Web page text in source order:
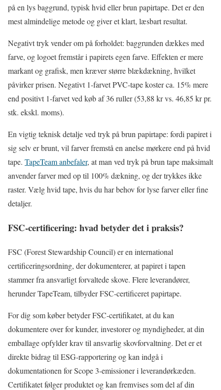
på en lys baggrund, typisk hvid eller brun papirtape. Det er den
mest almindelige metode og giver et klart, læsbart resultat.
Negativt tryk vender om på forholdet: baggrunden dækkes med
farve, og logoet fremstår i papirets egen farve. Effekten er mere
markant og grafisk, men kræver større blækdækning, hvilket
påvirker prisen. Negativt 1-farvet PVC-tape koster ca. 15% mere
end positivt 1-farvet ved køb af 36 ruller (53,88 kr vs. 46,85 kr pr.
stk. ekskl. moms).
En vigtig teknisk detalje ved tryk på brun papirtape: fordi papiret i
sig selv er brunt, vil farver fremstå en anelse mørkere end på hvid
tape. TapeTeam anbefaler, at man ved tryk på brun tape maksimalt
anvender farver med op til 100% dækning, og der trykkes ikke
raster. Vælg hvid tape, hvis du har behov for lyse farver eller fine
detaljer.
FSC-certificering: hvad betyder det i praksis?
FSC (Forest Stewardship Council) er en international
certificeringsordning, der dokumenterer, at papiret i tapen
stammer fra ansvarligt forvaltede skove. Flere leverandører,
herunder TapeTeam, tilbyder FSC-certificeret papirtape.
For dig som køber betyder FSC-certifikatet, at du kan
dokumentere over for kunder, investorer og myndigheder, at din
emballage opfylder krav til ansvarlig skovforvaltning. Det er et
direkte bidrag til ESG-rapportering og kan indgå i
dokumentationen for Scope 3-emissioner i leverandørkæden.
Certifikatet følger produktet og kan fremvises som del af din